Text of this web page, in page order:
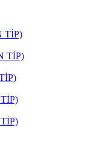
TİP)
TİP)